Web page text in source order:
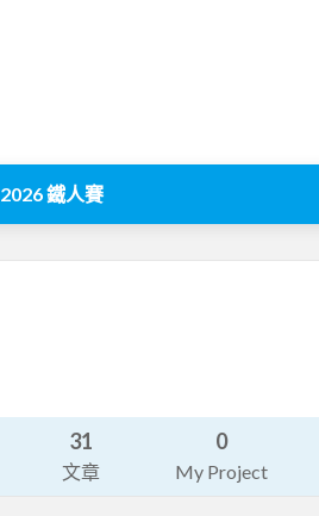
2026 鐵人賽
31
文章
0
My Project